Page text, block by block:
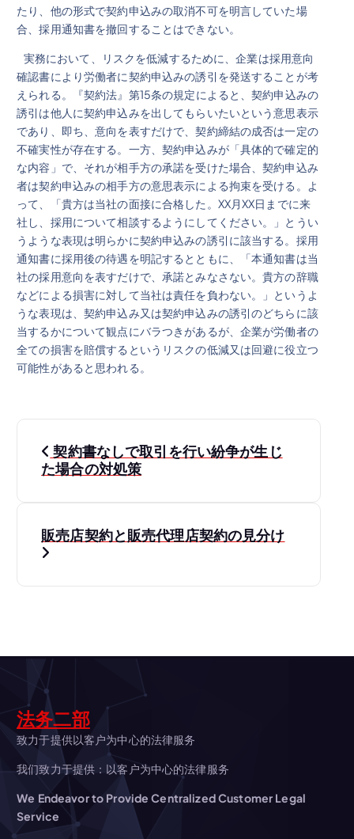
たり、他の形式で契約申込みの取消不可を明言していた場
合、採用通知書を撤回することはできない。
実務において、リスクを低減するために、企業は採用意向
確認書により労働者に契約申込みの誘引を発送することが考
えられる。『契約法』第15条の規定によると、契約申込みの
誘引は他人に契約申込みを出してもらいたいという意思表示
であり、即ち、意向を表すだけで、契約締結の成否は一定の
不確実性が存在する。一方、契約申込みが「具体的で確定的
な内容」で、それが相手方の承諾を受けた場合、契約申込み
者は契約申込みの相手方の意思表示による拘束を受ける。よ
って、「貴方は当社の面接に合格した。XX月XX日までに来
社し、採用について相談するようにしてください。」とうい
うような表現は明らかに契約申込みの誘引に該当する。採用
通知書に採用後の待遇を明記するとともに、「本通知書は当
社の採用意向を表すだけで、承諾とみなさない。貴方の辞職
などによる損害に対して当社は責任を負わない。」というよ
うな表現は、契約申込み又は契約申込みの誘引のどちらに該
当するかについて観点にバラつきがあるが、企業が労働者の
全ての損害を賠償するというリスクの低減又は回避に役立つ
可能性があると思われる。
投
稿
ビ
シ
ョ
ン
契約書なしで取引を行い紛争が生じ
た場合の対処策
販売店契約と販売代理店契約の見分け
法务二部
致力于提供以客户为中心的法律服务
我们致力于提供：以客户为中心的法律服务
We Endeavor to Provide Centralized Customer Legal
Service